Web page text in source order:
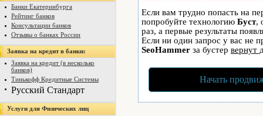
Банки Екатеринбурга
Рейтинг банков
Консультации банков
Отзывы о банках России
Заявка на кредит в банки:
Заявка на кредит (в несколько
банков)
Тинькофф Кредитные Системы
Русский Стандарт
Услуги для Физических лиц
Если вам трудно попасть на
попробуйте технологию Буст,
раз, а первые результаты
Если ни один запрос у вас не
SeoHammer за бустер вернут
Начать